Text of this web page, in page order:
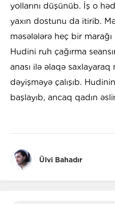
yollarını düşünüb. İş o
yaxın dostunu da itirib.
məsələlərə heç bir
Hudini ruh çağırma
anası ilə əlaqə
dəyişməyə çalışıb.
başlayıb, ancaq qadın
Ülvi Bahadır